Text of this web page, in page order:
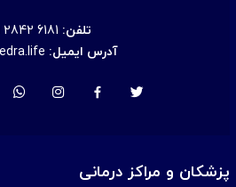
تلفن: 2842 6181
آدرس ایمیل:
پزشکان و مراکز درمانی